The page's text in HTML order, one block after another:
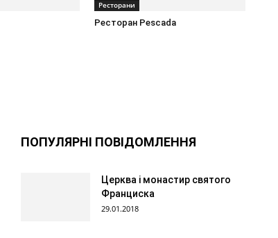
Ресторани
Ресторан Pescada
ПОПУЛЯРНІ ПОВІДОМЛЕННЯ
Церква і монастир святого
Франциска
29.01.2018